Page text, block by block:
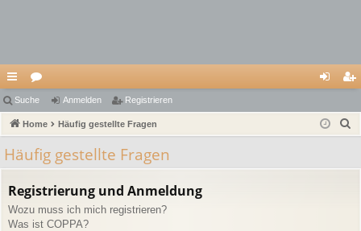
ch
ne
llz
riff
or
en m ist
Suche Anmelden Registrieren
Home Häufig gestellte Fragen
Häufig gestellte Fragen
Registrierung und Anmeldung
Wozu muss ich mich registrieren?
Was ist COPPA?